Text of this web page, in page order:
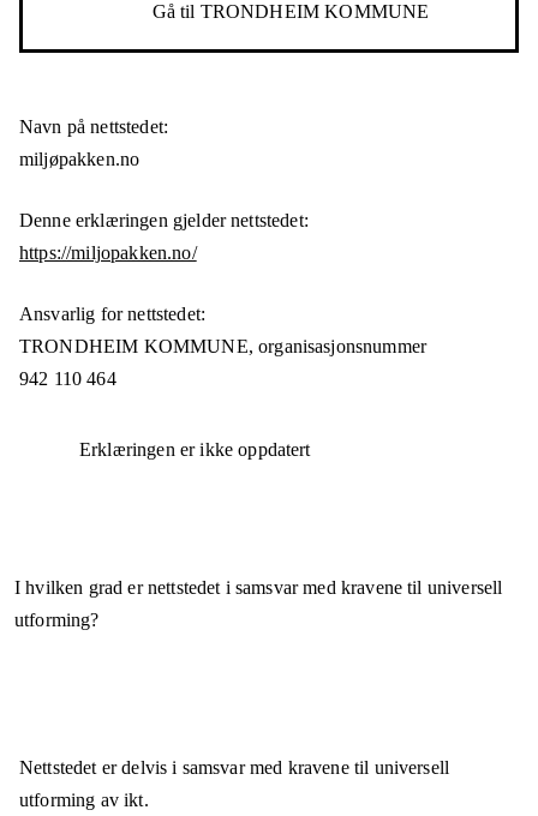
Gå til TRONDHEIM KOMMUNE
Navn på nettstedet:
miljøpakken.no
Denne erklæringen gjelder nettstedet:
https://miljopakken.no/
Ansvarlig for nettstedet:
TRONDHEIM KOMMUNE,organisasjonsnummer
942 110 464
Erklæringen er ikke oppdatert
I hvilken grad er nettstedet i samsvar med kravene til universell
utforming?
Nettstedet erdelvis i samsvarmed kravene til universell
utforming av ikt.